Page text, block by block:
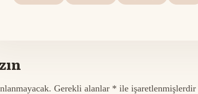
Gerekli alanlar * ile işaretlenmişlerdir